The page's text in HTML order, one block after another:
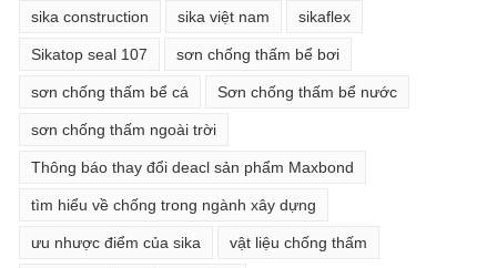
sika construction sika việt nam sikaflex
Sikatop seal 107 sơn chống thấm bể bơi
sơn chống thấm bể cá Sơn chống thấm bể nước
sơn chống thấm ngoài trời
Thông báo thay đổi deacl sản phẩm Maxbond
tìm hiểu về chống trong ngành xây dựng
ưu nhược điểm của sika vật liệu chống thấm